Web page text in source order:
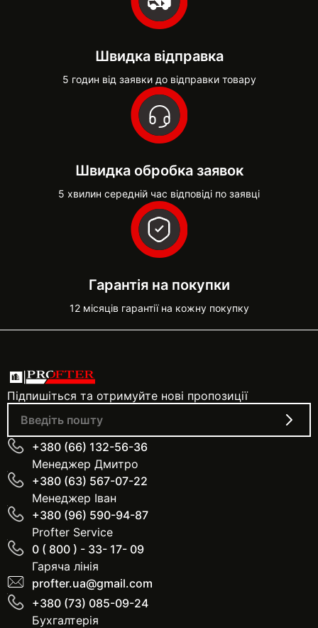
Швидка відправка
5 годин від заявки до відправки товару
Швидка обробка заявок
5 хвилин середній час відповіді по заявці
Гарантія на покупки
12 місяців гарантії на кожну покупку
Підпишіться та отримуйте нові пропозиції
+380 (66) 132-56-36
Менеджер Дмитро
+380 (63) 567-07-22
Менеджер Іван
+380 (96) 590-94-87
Profter Service
0 ( 800 ) - 33- 17- 09
Гаряча лінія
profter.ua@gmail.com
+380 (73) 085-09-24
Бухгалтерія